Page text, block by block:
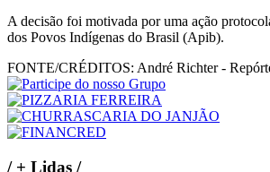
A decisão foi motivada por uma ação
dos Povos Indígenas do Brasil (Apib).
FONTE/CRÉDITOS: André Richter -
/+ Lidas /